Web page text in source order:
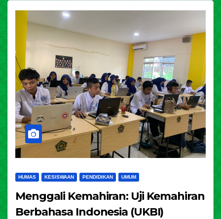
HUMAS KESISWAAN PENDIDIKAN UMUM
Menggali Kemahiran: Uji Kemahiran
Berbahasa Indonesia (UKBI)